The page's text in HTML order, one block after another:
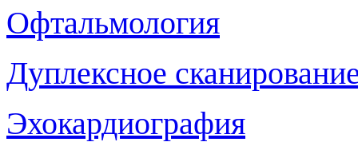
Офтальмология
Дуплексное
Эхокардиография